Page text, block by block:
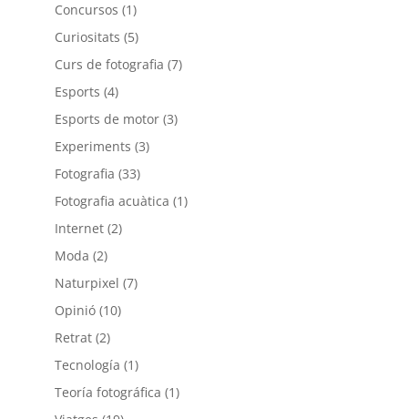
Concursos (1)
Curiositats (5)
Curs de fotografia (7)
Esports (4)
Esports de motor(3)
Experiments (3)
Fotografia (33)
Fotografia acuàtica (1)
Internet(2)
Moda (2)
Naturpixel (7)
Opinió(10)
Retrat(2)
Tecnología (1)
Teoría fotográfica (1)